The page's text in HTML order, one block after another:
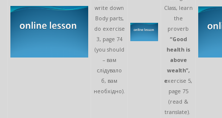
write down
Body parts,
do exercise
3, page 74
(you should
– вам
слідувало
б, вам
необхідно).
Class, learn
the
proverb
“Good
health is
above
wealth”,
exercise 5,
page 75
(read &
translate).